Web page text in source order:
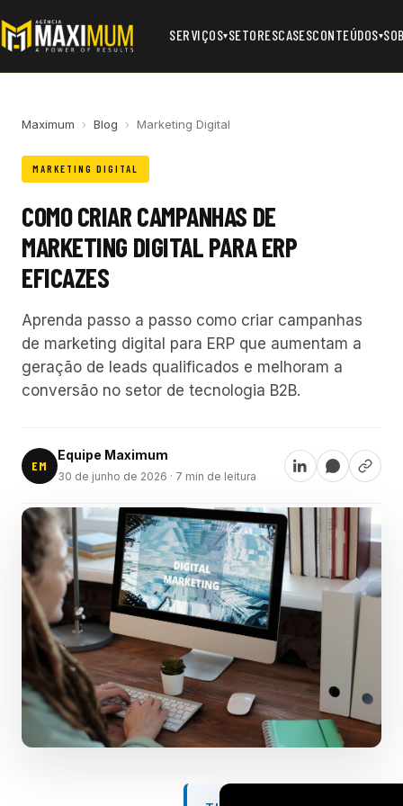
SERVIÇOS▾SETORESCASESCONTEÚDOS▾
Maximum › Blog › Marketing Digital
MARKETING DIGITAL
COMO CRIAR CAMPANHAS DE
MARKETING DIGITAL PARA ERP
EFICAZES
Aprenda passo a passo como criar campanhas
de marketing digital para ERP que aumentam a
geração de leads qualificados e melhoram a
conversão no setor de tecnologia B2B.
EM
Equipe Maximum
30 de junho de 2026 · 7 min de leitura